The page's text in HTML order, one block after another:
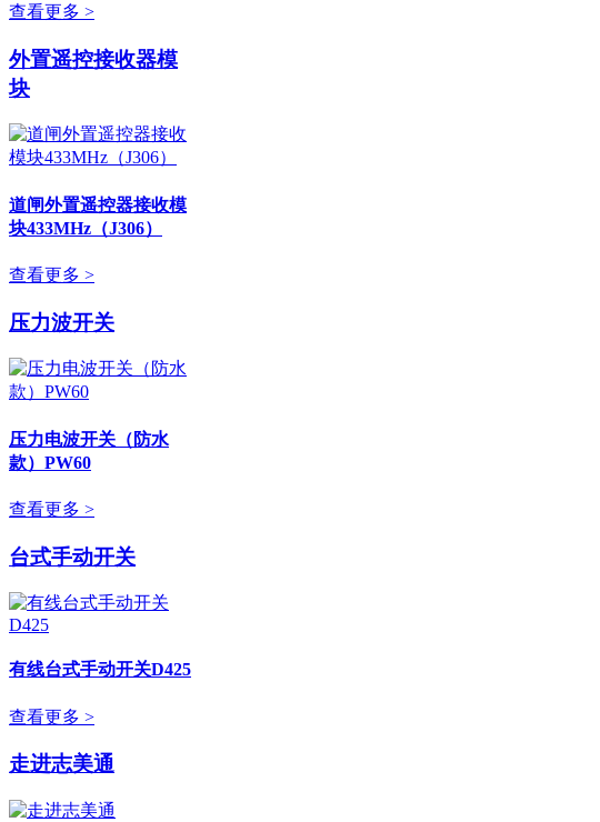
查看更多 >
外置遥控接收器模
块
道闸外置遥控器接收模
块433MHz（J306）
查看更多 >
压力波开关
压力电波开关（防水
款）PW60
查看更多 >
台式手动开关
有线台式手动开关D425
查看更多 >
走进志美通